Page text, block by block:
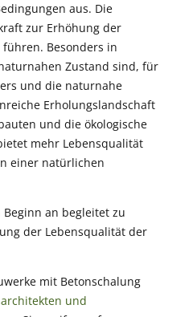
aus. Die
zur Erhöhung der
Besonders in
Zustand sind, für
und die naturnahe
Erholungslandschaft
und die ökologische
mehr Lebensqualität
einer natürlichen
an begleitet zu
der Lebensqualität der
mit Betonschalung
und